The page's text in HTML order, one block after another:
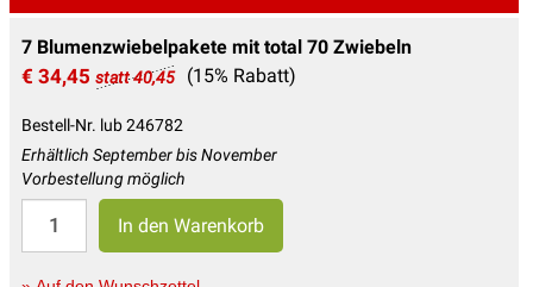
7 Blumenzwiebelpakete mit total 70 Zwiebeln
€ 34,45 statt 40,45 (15% Rabatt)
Bestell-Nr. lub 246782
Erhältlich September bis November
Vorbestellung möglich